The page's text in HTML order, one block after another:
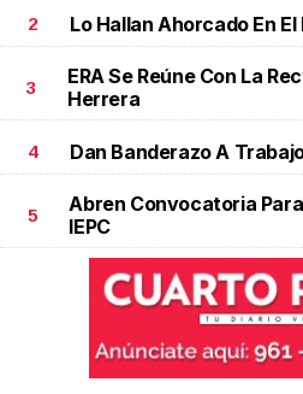
2 Lo Hallan Ahorcado En
3
ERA Se Reúne Con La
Herrera
4 Dan Banderazo A
5
Abren Convocatoria
IEPC